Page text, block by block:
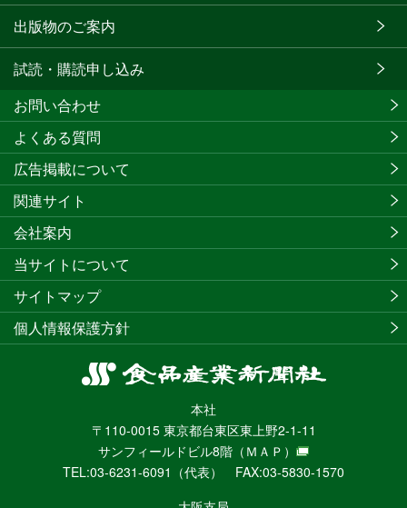
出版物のご案内
試読・購読申し込み
食
産
業
新
聞
社
本社
〒110-0015 東京都台東区東上野2-1-11
サンフィールドビル8階 （ＭＡＰ）
TEL:03-6231-6091（代表） FAX:03-5830-1570
お問い合わせ
よくある質問
広告掲載について
関連サイト
会社案内
当サイトについて
サイトマップ
個人情報保護方針